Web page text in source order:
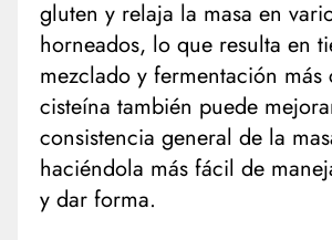
gluten y relaja la masa en
horneados, lo que resulta en
mezclado y fermentación más
cisteína también puede
consistencia general de la
haciéndola más fácil de
y dar forma.